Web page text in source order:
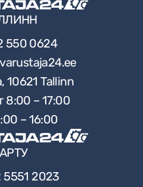
ОДЕЖДУ
BOSCH
BOSCH
550 0624
10621 Tallinn
8:00 – 17:00
– 16:00
5551 2023